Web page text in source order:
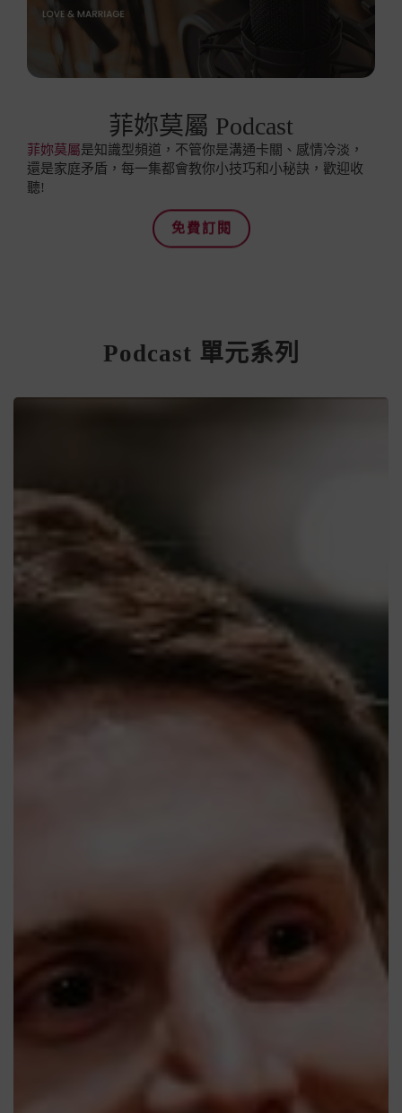
菲妳莫屬 Podcast
菲妳莫屬是知識型頻道，不管你是溝通卡關、感情冷淡，
還是家庭矛盾，每一集都會教你小技巧和小秘訣，歡迎收
聽!
免費訂閱
Podcast 單元系列